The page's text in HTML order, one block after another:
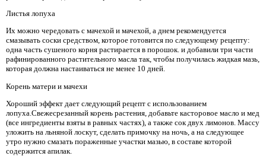
Листья лопуха
Их можно чередовать с мачехой и мачехой, а днем ​​рекомендуется
смазывать соски средством, которое готовится по следующему рецепту:
одна часть сушеного корня растирается в порошок. и добавили три части
рафинированного растительного масла так, чтобы получилась жидкая мазь,
которая должна настаиваться не менее 10 дней.
Корень матери и мачехи
Хороший эффект дает следующий рецепт с использованием
лопуха.Свежесрезанный корень растения, добавьте касторовое масло и мед
(все ингредиенты взяты в равных частях), а также сок двух лимонов. Массу
уложить на льняной лоскут, сделать примочку на ночь, а на следующее
утро нужно смазать пораженные участки мазью, в составе которой
содержится апилак.